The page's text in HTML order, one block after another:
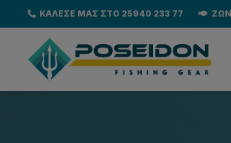
ΚΑΛΕΣΕ ΜΑΣ ΣΤΟ 25940 233 77